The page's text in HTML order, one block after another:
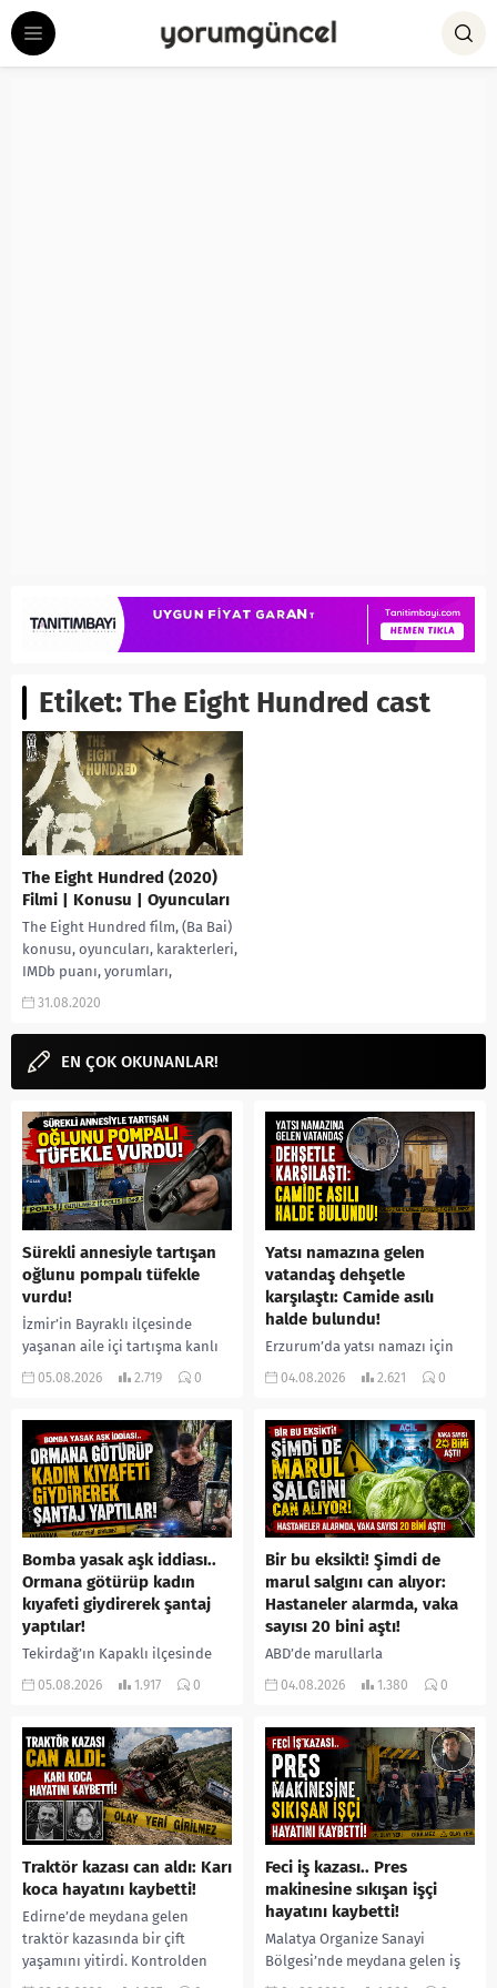
Etiket:The Eight Hundred cast
The Eight Hundred (2020)
Filmi | Konusu | Oyuncuları
The Eight Hundred film, (Ba Bai)
konusu, oyuncuları, karakterleri,
IMDb puanı, yorumları,
incelemesi, fragmanı, izle, Ekşi,
31.08.2020
EN ÇOK OKUNANLAR!
Sürekli annesiyle tartışan
oğlunu pompalı tüfekle
vurdu!
İzmir’in Bayraklı ilçesinde
yaşanan aile içi tartışma kanlı
bitti. İddiaya göre, uzun süredir
05.08.2026 2.719 0
Yatsı namazına gelen
vatandaş dehşetle
karşılaştı: Camide asılı
halde bulundu!
Erzurum’da yatsı namazı için
camiye gelen bir vatandaş,
yerine sevk edilen...
04.08.2026 2.621 0
Bomba yasak aşk iddiası..
Ormana götürüp kadın
kıyafeti giydirerek şantaj
yaptılar!
Tekirdağ’ın Kapaklı ilçesinde
bir kişiyi, arkadaşının eşiyle
kadın kıyafetleri giydirdiği,
özür videosu çektirip...
05.08.2026 1.917 0
Bir bu eksikti! Şimdi de
marul salgını can alıyor:
Hastaneler alarmda, vaka
sayısı 20 bini aştı!
ABD’de marullarla
ilişkilendirilen siklospora
salgında vaka sayısının 20 bini
aştığı belirtilirken, sağlık...
04.08.2026 1.380 0
Traktör kazası can aldı: Karı
koca hayatını kaybetti!
Edirne’de meydana gelen
traktör kazasında bir çift
yaşamını yitirdi. Kontrolden
çıkarak devrilen traktörün
Feci iş kazası.. Pres
makinesine sıkışan işçi
hayatını kaybetti!
Malatya Organize Sanayi
Bölgesi’nde meydana gelen iş
kazasında, pres makinesine